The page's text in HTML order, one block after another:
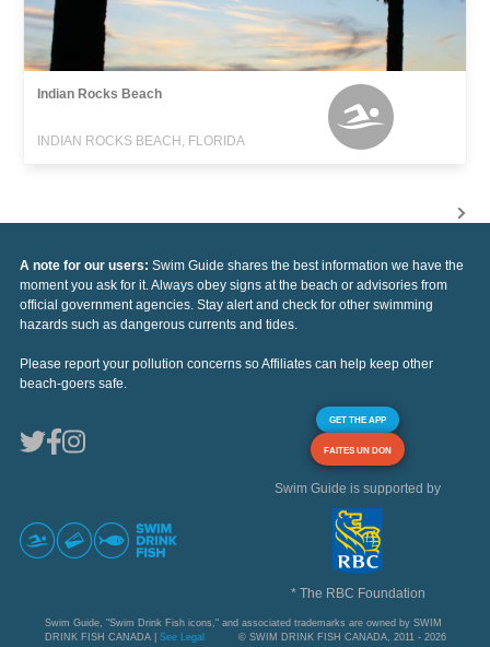
Indian Rocks Beach
INDIAN ROCKS BEACH, FLORIDA
A note for our users: Swim Guide shares the best information we have the
moment you ask for it. Always obey signs at the beach or advisories from
official government agencies. Stay alert and check for other swimming
hazards such as dangerous currents and tides.
Please report your pollution concerns so Affiliates can help keep other
beach-goers safe.
GET THE APP
FAITES UN DON
Swim Guide is supported by
* The RBC Foundation
Swim Guide, "Swim Drink Fish icons," and associated trademarks are owned by SWIM
DRINK FISH CANADA | See Legal © SWIM DRINK FISH CANADA, 2011 - 2026